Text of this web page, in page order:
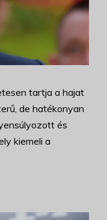
tartja a hajat
de hatékonyan
és
kiemeli a